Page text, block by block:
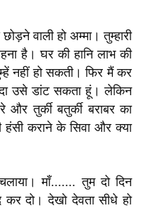
वाली हो अम्मा। तुम्हारी
है। घर की हानि लाभ की
नहीं हो सकती। फिर मैं कर
उसे डांट सकता हूं। लेकिन
तुर्की बतुर्की बराबर का
हंसी कराने के सिवा और क्या
माँ....... तुम दो दिन
दो। देखो देवता सीधे हो